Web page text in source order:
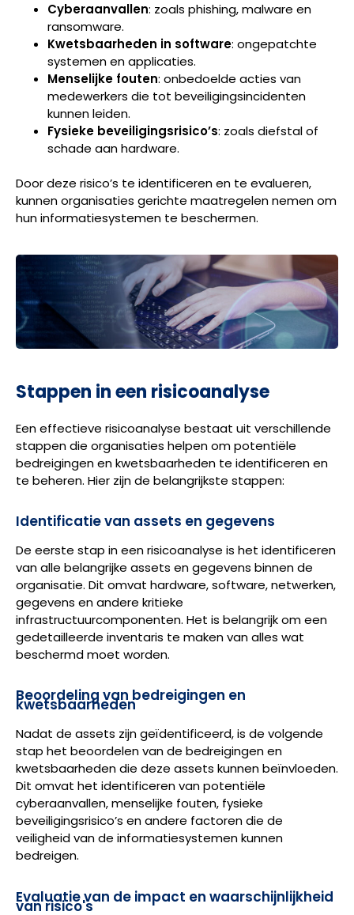
Cyberaanvallen: zoals phishing, malware en
ransomware.
Kwetsbaarheden in software: ongepatchte
systemen en applicaties.
Menselijke fouten: onbedoelde acties van
medewerkers die tot beveiligingsincidenten
kunnen leiden.
Fysieke beveiligingsrisico’s: zoals diefstal of
schade aan hardware.
Door deze risico’s te identificeren en te evalueren,
kunnen organisaties gerichte maatregelen nemen om
hun informatiesystemen te beschermen.
Stappen in een risicoanalyse
Een effectieve risicoanalyse bestaat uit verschillende
stappen die organisaties helpen om potentiële
bedreigingen en kwetsbaarheden te identificeren en
te beheren. Hier zijn de belangrijkste stappen:
Identificatie van assets en gegevens
De eerste stap in een risicoanalyse is het identificeren
van alle belangrijke assets en gegevens binnen de
organisatie. Dit omvat hardware, software, netwerken,
gegevens en andere kritieke
infrastructuurcomponenten. Het is belangrijk om een
gedetailleerde inventaris te maken van alles wat
beschermd moet worden.
Beoordeling van bedreigingen en
kwetsbaarheden
Nadat de assets zijn geïdentificeerd, is de volgende
stap het beoordelen van de bedreigingen en
kwetsbaarheden die deze assets kunnen beïnvloeden.
Dit omvat het identificeren van potentiële
cyberaanvallen, menselijke fouten, fysieke
beveiligingsrisico’s en andere factoren die de
veiligheid van de informatiesystemen kunnen
bedreigen.
Evaluatie van de impact en waarschijnlijkheid
van risico's